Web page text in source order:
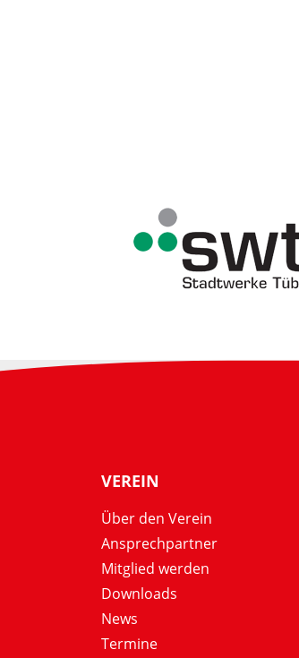
VEREIN
Über den Verein
Ansprechpartner
Mitglied werden
Downloads
News
Termine